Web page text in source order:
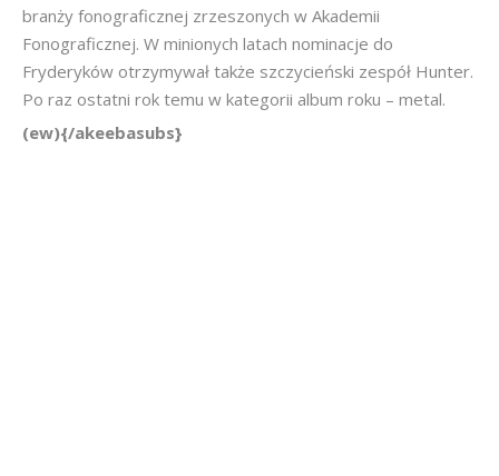
branży fonograficznej zrzeszonych w Akademii
Fonograficznej. W minionych latach nominacje do
Fryderyków otrzymywał także szczycieński zespół Hunter.
Po raz ostatni rok temu w kategorii album roku – metal.
(ew){/akeebasubs}